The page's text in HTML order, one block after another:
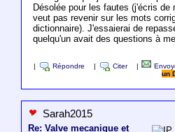
Désolée pour les fautes (j'écris de
veut pas revenir sur les mots
dictionnaire). J'essaierai de
quelqu'un avait des questions à
Répondre Citer
un
Sarah2015
Re: Valve mecanique et